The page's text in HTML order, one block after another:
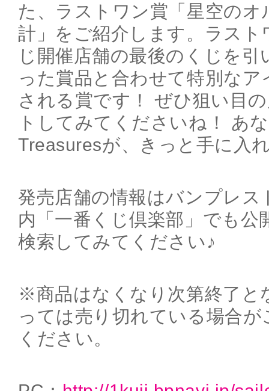
た、ラストワン賞「星空のオ
計」をご紹介します。ラスト
じ開催店舗の最後のくじを
った賞品と合わせて特別な
される賞です！ ぜひ狙い目
トしてみてくださいね！ あ
Treasuresが、きっと手に入
発売店舗の情報はバンプレス
内「一番くじ倶楽部」でも公
検索してみてください♪
※商品はなくなり次第終了と
っては売り切れている場合
ください。